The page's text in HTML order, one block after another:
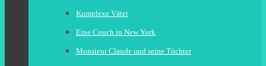
Komplexe Väter
Eine Couch in New York
Monsieur Claude und seine Töchter